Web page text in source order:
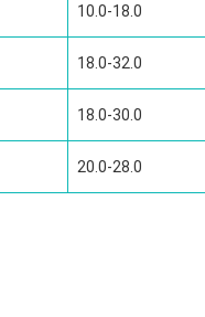
10.0-18.0
18.0-32.0
18.0-30.0
20.0-28.0